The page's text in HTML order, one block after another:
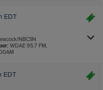
EDT
NBCSN
WDAE 95.7 FM,
EDT